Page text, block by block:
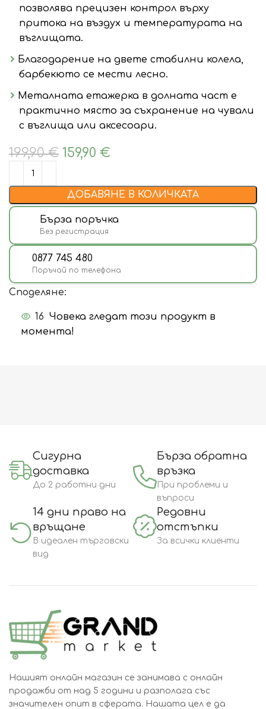
позволява прецизен контрол върху
притока на въздух и температурата на
въглищата.
Благодарение на двете стабилни колела,
барбекюто се мести лесно.
Металната етажерка в долната част е
практично място за съхранение на чували
с въглища или аксесоари.
199,90€ 159,90€
ДОБАВЯНЕ В КОЛИЧКАТА
Бърза поръчка
Без регистрация
0877 745 480
Поръчай по телефона
Споделяне:
16 Човека гледат този продукт в
момента!
Сигурна
доставка
До 2 работни дни
Бърза обратна
връзка
При проблеми и
въпроси
14 дни право на
връщане
В идеален търговски
вид
Редовни
отстъпки
За всички клиенти
Нашият онлайн магазин се занимава с онлайн
продажби от над 5 години и разполага със
значителен опит в сферата. Нашата цел е да